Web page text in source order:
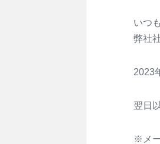
いつ
弊社
2023
翌日
※メ